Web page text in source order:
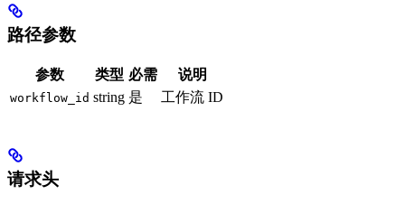
路径参数
参数 类型 必需 说明
workflow_id string 是 工作流 ID
请求头